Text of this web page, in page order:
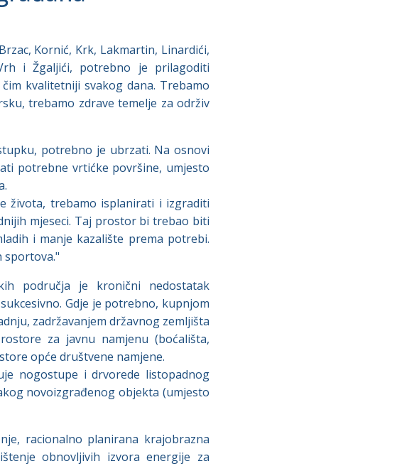
Kornić, Krk, Lakmartin, Linardići,
i Žgaljići, potrebno je prilagoditi
kvalitetniji svakog dana. Trebamo
trebamo zdrave temelje za održiv
potrebno je ubrzati. Na osnovi
potrebne vrtićke površine, umjesto
života, trebamo isplanirati i izgraditi
mjeseci. Taj prostor bi trebao biti
i manje kazalište prema potrebi.
sportova."
područja je kronični nedostatak
Gdje je potrebno, kupnjom
zadržavanjem državnog zemljišta
za javnu namjenu (boćališta,
opće društvene namjene.
nogostupe i drvorede listopadnog
novoizgrađenog objekta (umjesto
racionalno planirana krajobrazna
obnovljivih izvora energije za